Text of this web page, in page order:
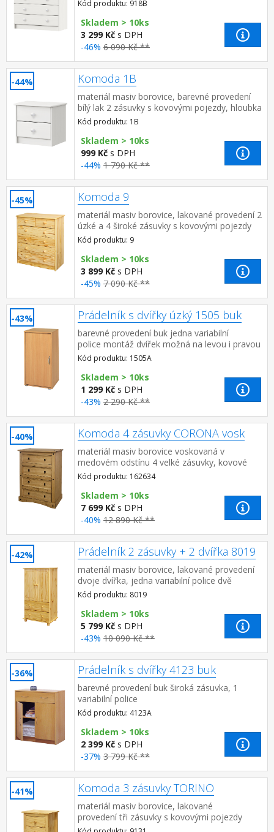
Kód produktu: 918B
Skladem > 10ks
3 299 Kč s DPH
-46% 6 090 Kč **
-44% Komoda 1B
materiál masiv borovice, barevné provedení
bílý lak 2 zásuvky s kovovými pojezdy, hloubka
zásuvky 27,5 cm
Kód produktu: 1B
Skladem > 10ks
999 Kč s DPH
-44% 1 790 Kč **
-45% Komoda 9
materiál masiv borovice, lakované provedení 2
úzké a 4 široké zásuvky s kovovými pojezdy
Kód produktu: 9
Skladem > 10ks
3 899 Kč s DPH
-45% 7 090 Kč **
-43% Prádelník s dvířky úzký 1505 buk
barevné provedení buk jedna variabilní
police montáž dvířek možná na levou i pravou
stranu
Kód produktu: 1505A
Skladem > 10ks
1 299 Kč s DPH
-43% 2 290 Kč **
-40% Komoda 4 zásuvky CORONA vosk
materiál masiv borovice voskovaná v
medovém odstínu 4 velké zásuvky, kovové
ozdobné úchytky součást sestavy Corona
Kód produktu: 162634
Skladem > 10ks
7 699 Kč s DPH
-40% 12 890 Kč **
-42% Prádelník 2 zásuvky + 2 dvířka 8019
materiál masiv borovice, lakované provedení
dvoje dvířka, jedna variabilní police dvě
zásuvky s kovovými pojezdy
Kód produktu: 8019
Skladem > 10ks
5 799 Kč s DPH
-43% 10 090 Kč **
-36% Prádelník s dvířky 4123 buk
barevné provedení buk široká zásuvka, 1
variabilní police
Kód produktu: 4123A
Skladem > 10ks
2 399 Kč s DPH
-37% 3 799 Kč **
-41% Komoda 3 zásuvky TORINO
materiál masiv borovice, lakované
provedení tři zásuvky s kovovými pojezdy